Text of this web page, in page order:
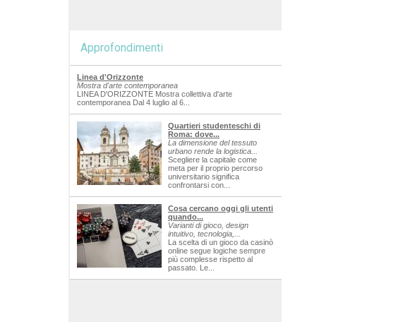
Approfondimenti
Linea d'Orizzonte
Mostra d'arte contemporanea
LINEA D'ORIZZONTE Mostra collettiva d'arte
contemporanea Dal 4 luglio al 6...
Quartieri studenteschi di
Roma: dove...
La dimensione del tessuto
urbano rende la logistica...
Scegliere la capitale come
meta per il proprio percorso
universitario significa
confrontarsi con...
Cosa cercano oggi gli utenti
quando...
Varianti di gioco, design
intuitivo, tecnologia,...
La scelta di un gioco da casinò
online segue logiche sempre
più complesse rispetto al
passato. Le...